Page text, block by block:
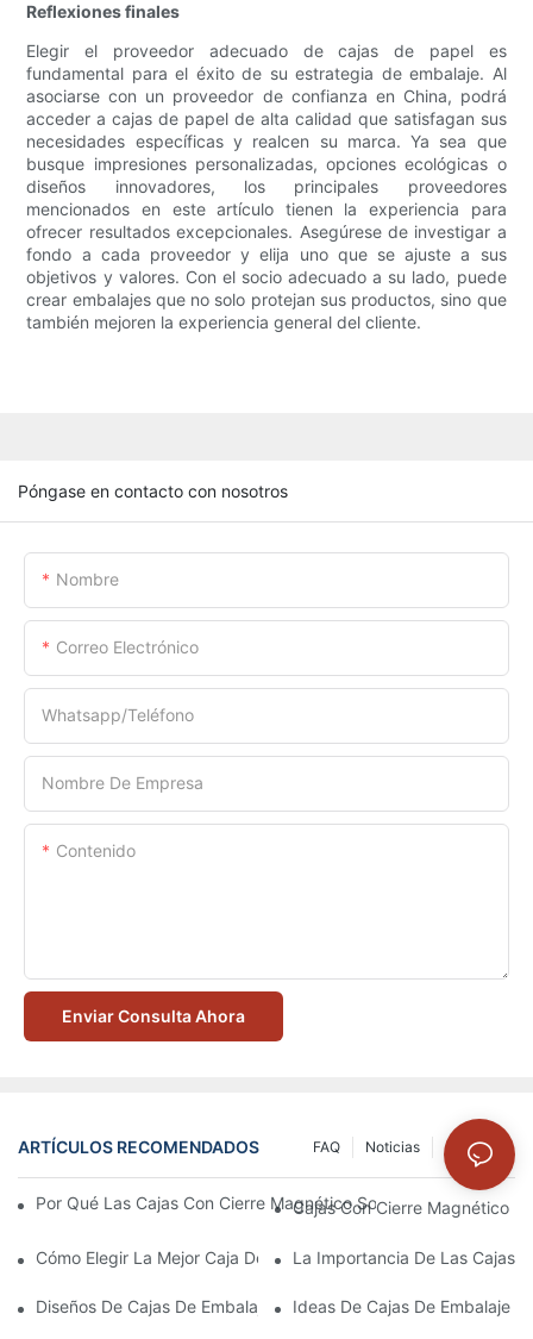
Reflexiones finales
Elegir el proveedor adecuado de cajas de papel es
fundamental para el éxito de su estrategia de embalaje. Al
asociarse con un proveedor de confianza en China, podrá
acceder a cajas de papel de alta calidad que satisfagan sus
necesidades específicas y realcen su marca. Ya sea que
busque impresiones personalizadas, opciones ecológicas o
diseños innovadores, los principales proveedores
mencionados en este artículo tienen la experiencia para
ofrecer resultados excepcionales. Asegúrese de investigar a
fondo a cada proveedor y elija uno que se ajuste a sus
objetivos y valores. Con el socio adecuado a su lado, puede
crear embalajes que no solo protejan sus productos, sino que
también mejoren la experiencia general del cliente.
Póngase en contacto con nosotros
Nombre
Correo Electrónico
Whatsapp/Teléfono
Nombre De Empresa
Contenido
Enviar Consulta Ahora
ARTÍCULOS RECOMENDADOS Solución
Noticias
FAQ
Por Qué Las Cajas Con Cierre Magnético Son La Mejor Opción
Cajas Con Cierre Magnético
Cómo Elegir La Mejor Caja De Embalaje Para Productos De
La Importancia De Las Cajas
Diseños De Cajas De Embalaje Para Productos De Cuidado
Ideas De Cajas De Embalaje